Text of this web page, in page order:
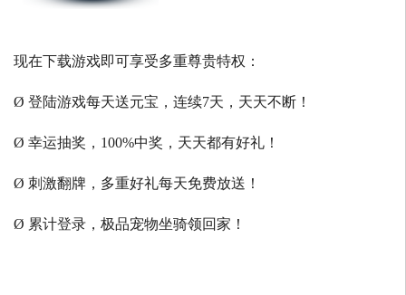
现在下载游戏即可享受多重尊贵特权：
Ø 登陆游戏每天送元宝，连续7天，天天不断！
Ø 幸运抽奖，100%中奖，天天都有好礼！
Ø 刺激翻牌，多重好礼每天免费放送！
Ø 累计登录，极品宠物坐骑领回家！